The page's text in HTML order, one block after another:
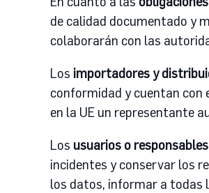
de calidad documentado y
colaborarán con las
Los importadores y
conformidad y cuentan con
en la UE un representante
Los usuarios o
incidentes y conservar los
los datos, informar a todas